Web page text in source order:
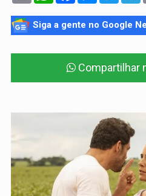
Siga a gente no Google
Compartilhar